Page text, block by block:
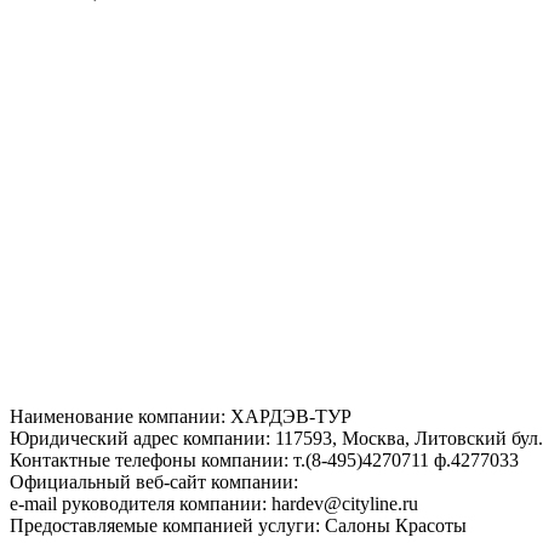
Наименование компании: ХАРДЭВ-ТУР
Юридический адрес компании: 117593, Москва, Литовский
Контактные телефоны компании: т.(8-495)4270711 ф.4277033
Официальный веб-сайт компании:
e-mail руководителя компании: hardev@cityline.ru
Предоставляемые компанией услуги: Салоны Красоты